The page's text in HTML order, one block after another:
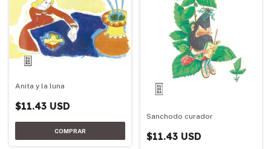
Anita y la luna
$11.43 USD
Sanchodo curador
$11.43 USD